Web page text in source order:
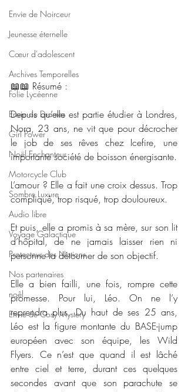
Envie de Noirceur
Jeunesse éternelle
Cœur d'adolescent
Archives Temporelles
Folie Lycéenne
Envie de Drames
Girl Power
Noël Enchanteur
Motorcycle Club
Sombre Luxure
Audio libre
Voyage Galactique
Protecteur des Nations
Nos partenaires
noêl
Envie de Cosy Mystery
📖📖 Résumé :
Depuis qu’elle est partie étudier à Londres,
Nora, 23 ans, ne vit que pour décrocher
le job de ses rêves chez Icefire, une
importante société de boisson énergisante.
L’amour ? Elle a fait une croix dessus. Trop
compliqué, trop risqué, trop douloureux.
Et puis, elle a promis à sa mère, sur son lit
d’hôpital, de ne jamais laisser rien ni
personne la détourner de son objectif.
Elle a bien failli, une fois, rompre cette
promesse. Pour lui, Léo. On ne l’y
reprendra plus. Du haut de ses 25 ans,
Léo est la figure montante du BASE-jump
européen avec son équipe, les Wild
Flyers. Ce n’est que quand il est lâché
entre ciel et terre, durant ces quelques
secondes avant que son parachute se